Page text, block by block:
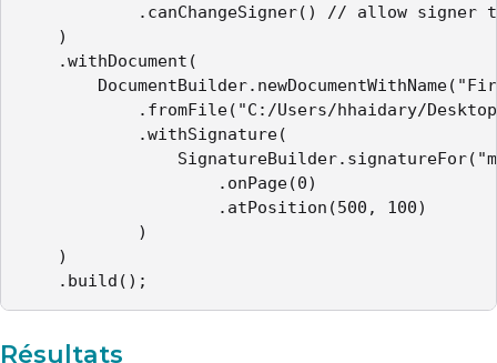
.canChangeSigner() // allow signer to
)
.withDocument(
.fromFile("C:/Users/hhaidary/Desktop/
.withSignature(
.onPage(0)
.atPosition(500, 100)
)
)
.build();
Résultats